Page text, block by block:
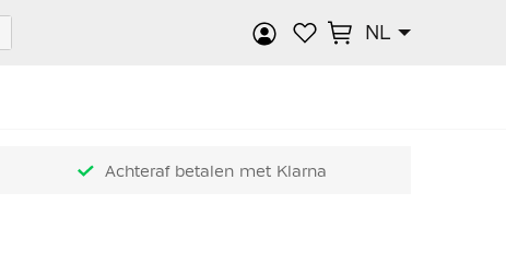
NL
Achteraf betalen met Klarna